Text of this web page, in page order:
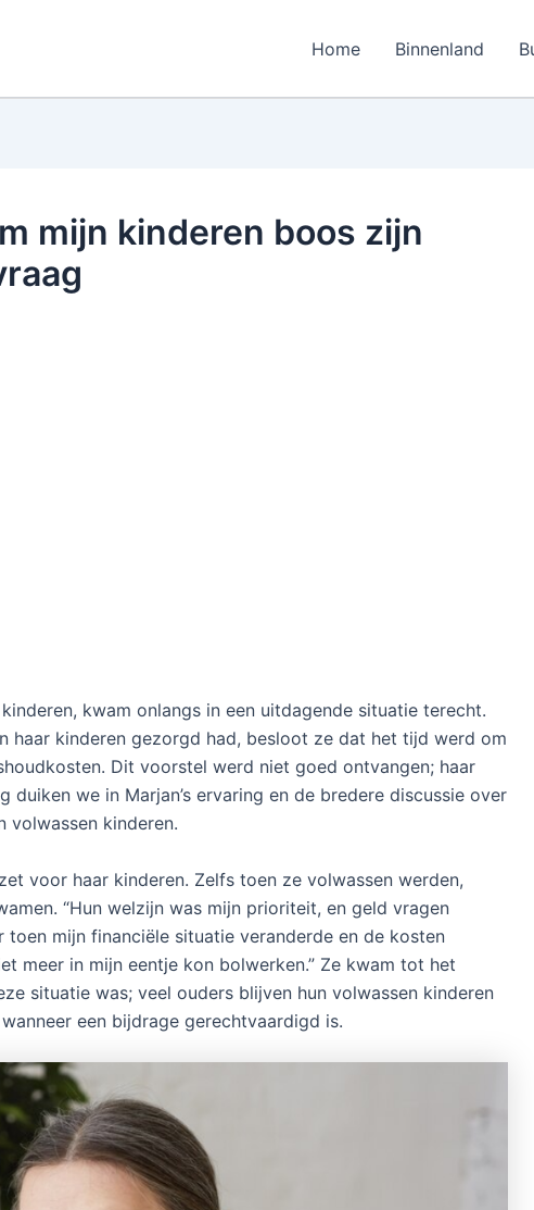
Home Binnenland
mijn kinderen boos zijn
kwam onlangs in een uitdagende situatie terecht.
haar kinderen gezorgd had, besloot ze dat het tijd werd om
Dit voorstel werd niet goed ontvangen; haar
duiken we in Marjan’s ervaring en de bredere discussie over
volwassen kinderen.
voor haar kinderen. Zelfs toen ze volwassen werden,
“Hun welzijn was mijn prioriteit, en geld vragen
toen mijn financiële situatie veranderde en de kosten
meer in mijn eentje kon bolwerken.” Ze kwam tot het
situatie was; veel ouders blijven hun volwassen kinderen
een bijdrage gerechtvaardigd is.